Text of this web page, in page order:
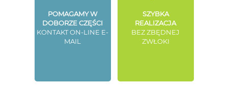
POMAGAMY W
DOBORZE CZĘŚCI
KONTAKT ON-LINE E-
MAIL
SZYBKA
REALIZACJA
BEZ ZBĘDNEJ
ZWŁOKI